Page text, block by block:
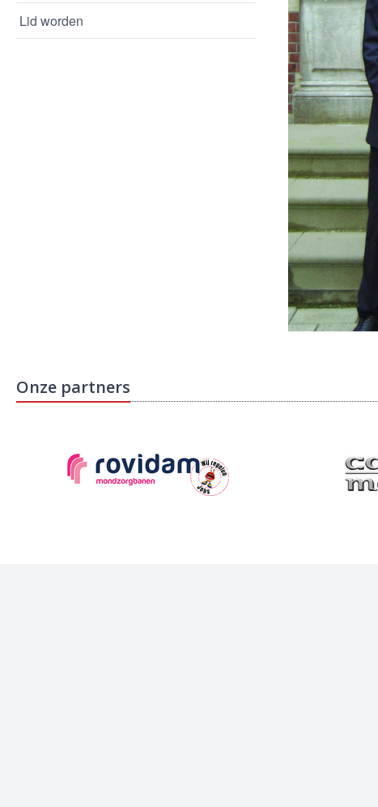
Lid worden
Onze partners